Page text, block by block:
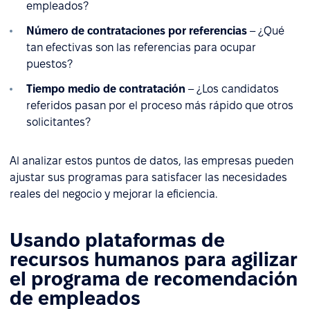
empleados?
Número de contrataciones por referencias – ¿Qué
tan efectivas son las referencias para ocupar
puestos?
Tiempo medio de contratación – ¿Los candidatos
referidos pasan por el proceso más rápido que otros
solicitantes?
Al analizar estos puntos de datos, las empresas pueden
ajustar sus programas para satisfacer las necesidades
reales del negocio y mejorar la eficiencia.
Usando plataformas de
recursos humanos para agilizar
el programa de recomendación
de empleados